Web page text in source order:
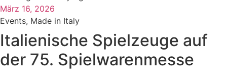
März 16, 2026
Events, Made in Italy
Italienische Spielzeuge auf
der 75. Spielwarenmesse